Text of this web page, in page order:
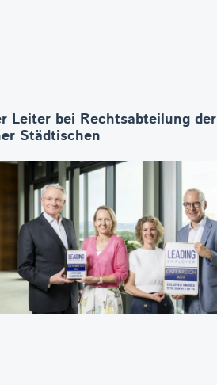
Leiter bei Rechtsabteilung der
Städtischen